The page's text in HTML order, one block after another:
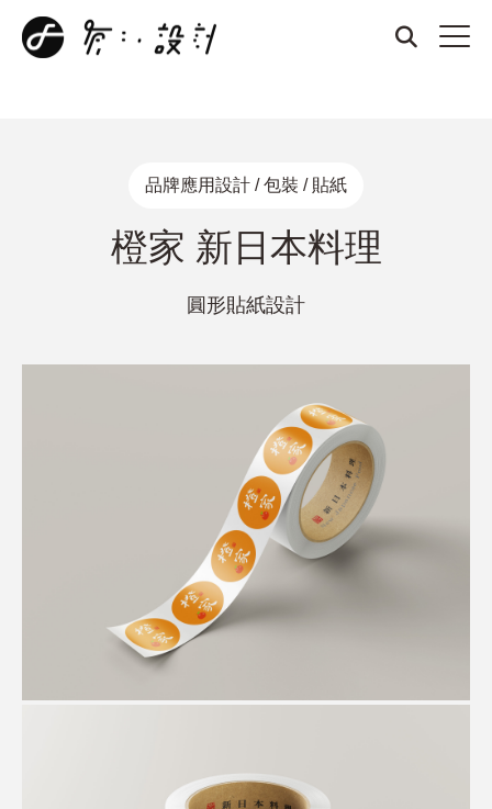
金名片、凹凸名片、質感名片、招牌設計、DM設計、菜單設
計、打凹名片、打凸名片、壓紋名片、LOGO設計
品牌應用設計 / 包裝 / 貼紙
橙家 新日本料理
圓形貼紙設計